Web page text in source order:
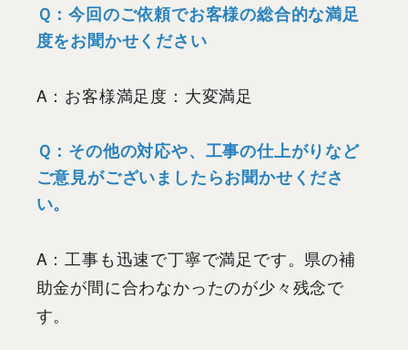
Ｑ：今回のご依頼でお客様の総合的な満足
度をお聞かせください
A：お客様満足度：大変満足
Ｑ： その他の対応や、工事の仕上がりなど
ご意見がございましたらお聞かせくださ
い。
A：工事も迅速で丁寧で満足です。県の補
助金が間に合わなかったのが少々残念で
す。